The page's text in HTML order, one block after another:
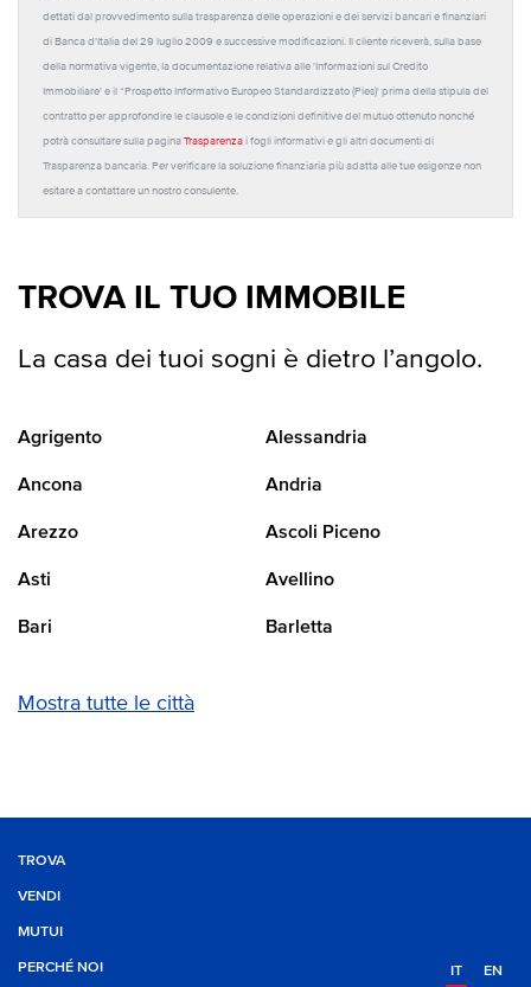
dettati dal provvedimento sulla trasparenza delle operazioni e dei servizi bancari e finanziari
di Banca d'Italia del 29 luglio 2009 e successive modificazioni. Il cliente riceverà, sulla base
della normativa vigente, la documentazione relativa alle 'Informazioni sul Credito
Immobiliare' e il “Prospetto Informativo Europeo Standardizzato (Pies)' prima della stipula del
contratto per approfondire le clausole e le condizioni definitive del mutuo ottenuto nonché
potrà consultare sulla pagina Trasparenza i fogli informativi e gli altri documenti di
Trasparenza bancaria. Per verificare la soluzione finanziaria più adatta alle tue esigenze non
esitare a contattare un nostro consulente.
TROVA IL TUO IMMOBILE
La casa dei tuoi sogni è dietro l’angolo.
Agrigento Alessandria
Ancona Andria
Arezzo Ascoli Piceno
Asti Avellino
Bari Barletta
Mostra tutte le città
TROVA
VENDI
MUTUI
PERCHÉ NOI IT EN